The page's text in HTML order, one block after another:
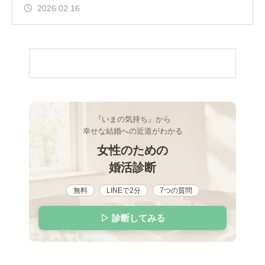
2026.02.16
『いまの気持ち』から
幸せな結婚への近道がわかる
女性のための
婚活診断
無料 LINEで2分 7つの質問
▷ 診断してみる